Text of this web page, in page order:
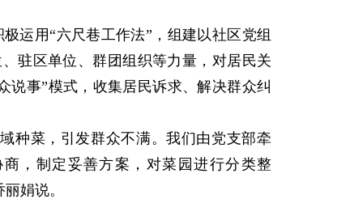
用“六尺巷工作法”，组建以社区党组
驻区单位、群团组织等力量，对居民关
说事”模式，收集居民诉求、解决群众纠
菜，引发群众不满。我们由党支部牵
，制定妥善方案，对菜园进行分类整
娟说。